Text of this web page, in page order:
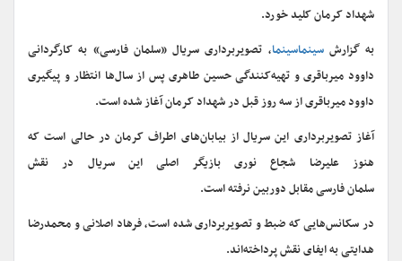
شهداد کرمان کلید خورد.
به گزارشسینماسینما، تصویربرداری سریال «سلمان فارسی» به کارگردانی
داوود میرباقری و تهیه‌کنندگی حسین طاهری پس از سال‌ها انتظار و پیگیری
داوود میرباقری از سه روز قبل در شهداد کرمان آغاز شده است.
آغاز تصویربرداری این سریال از بیابان‌های اطراف کرمان در حالی است که
هنوز علیرضا شجاع نوری بازیگر اصلی این سریال در نقش
سلمان فارسی مقابل دوربین نرفته است.
در سکانس‌هایی که ضبط و تصویربرداری شده است، فرهاد اصلانی و محمدرضا
هدایتی به ایفای نقش پرداخته‌اند.